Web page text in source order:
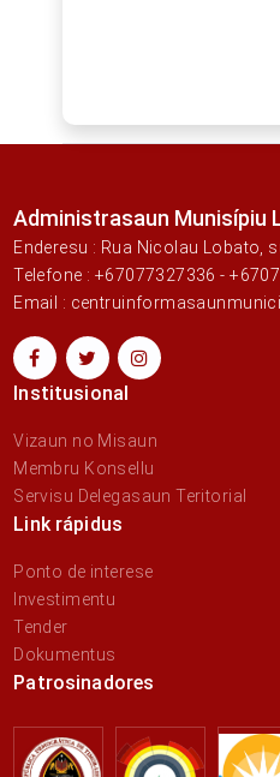
Administrasaun Munisípiu
Enderesu : Rua Nicolau Lobato,
Telefone : +67077327336 -
Email :
Institusional
Vizaun no Misaun
Membru Konsellu
Servisu Delegasaun Teritorial
Link rápidus
Ponto de interese
Investimentu
Tender
Dokumentus
Patrosinadores